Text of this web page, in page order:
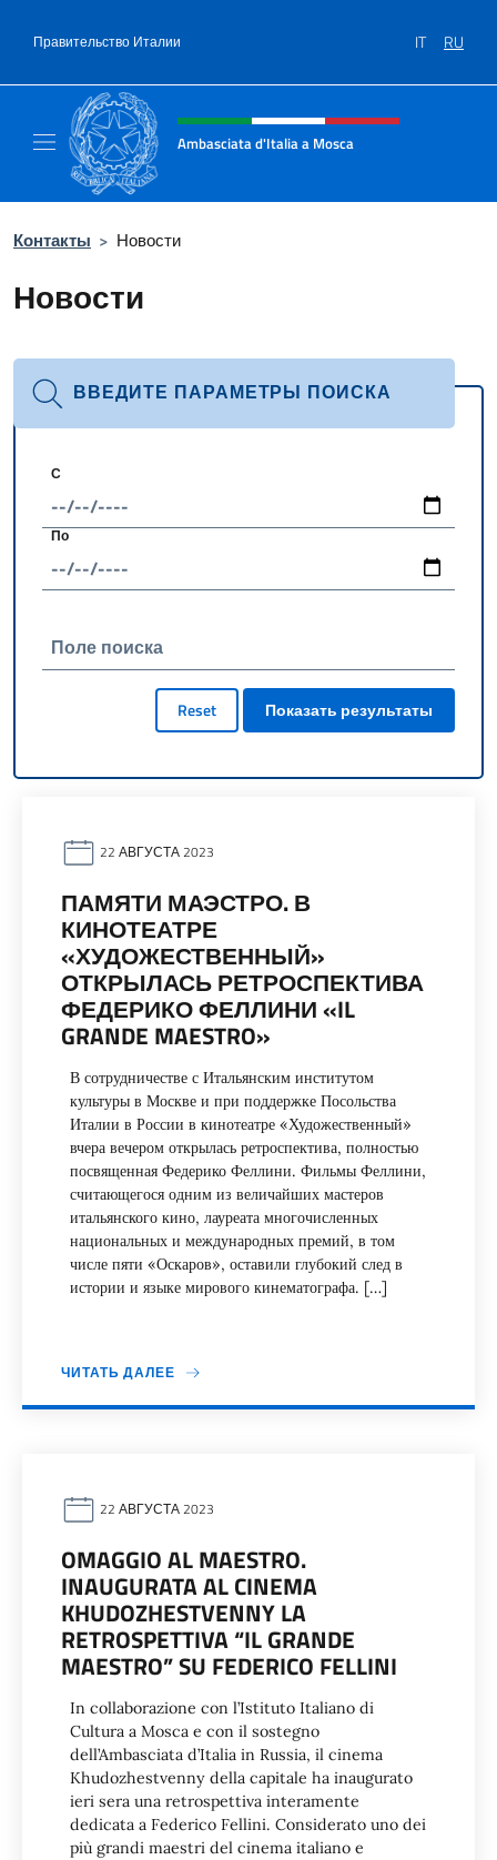
Правительство Италии IT RU
Шапка сайта, соцсети и
Ambasciata d'Italia a Mosca
Контакты > Новости
Новости
ВВЕДИТЕ ПАРАМЕТРЫ ПОИСКА
С
По
Поле поиска
Reset Показать результаты
22 АВГУСТА 2023
ПАМЯТИ МАЭСТРО. В
КИНОТЕАТРЕ
«ХУДОЖЕСТВЕННЫЙ»
ОТКРЫЛАСЬ РЕТРОСПЕКТИВА
ФЕДЕРИКО ФЕЛЛИНИ «IL
GRANDE MAESTRO»
В сотрудничестве с Итальянским институтом
культуры в Москве и при поддержке Посольства
Италии в России в кинотеатре «Художественный»
вчера вечером открылась ретроспектива, полностью
посвященная Федерико Феллини. Фильмы Феллини,
считающегося одним из величайших мастеров
итальянского кино, лауреата многочисленных
национальных и международных премий, в том
числе пяти «Оскаров», оставили глубокий след в
истории и языке мирового кинематографа. […]
ЧИТАТЬ ДАЛЕЕ
22 АВГУСТА 2023
OMAGGIO AL MAESTRO.
INAUGURATA AL CINEMA
KHUDOZHESTVENNY LA
RETROSPETTIVA “IL GRANDE
MAESTRO” SU FEDERICO FELLINI
In collaborazione con l’Istituto Italiano di
Cultura a Mosca e con il sostegno
dell’Ambasciata d’Italia in Russia, il cinema
Khudozhestvenny della capitale ha inaugurato
ieri sera una retrospettiva interamente
dedicata a Federico Fellini. Considerato uno dei
più grandi maestri del cinema italiano e